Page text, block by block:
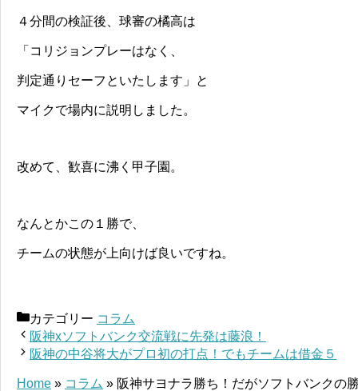
４分間の検証後、球審の橘高は
「コリジョンプレーはなく、
判定通りセーフといたします」と
マイクで場内に説明しました。
改めて、歓喜に沸く甲子園。
なんとかこの１勝で、
チームの状態が上向けば良いですね。
カテゴリー コラム
阪神xソフトバンク交流戦に先発は藤浪！
阪神の中谷将大がプロ初の打点！でもチームは借金５
Home » コラム » 阪神サヨナラ勝ち！だがソフトバンクの